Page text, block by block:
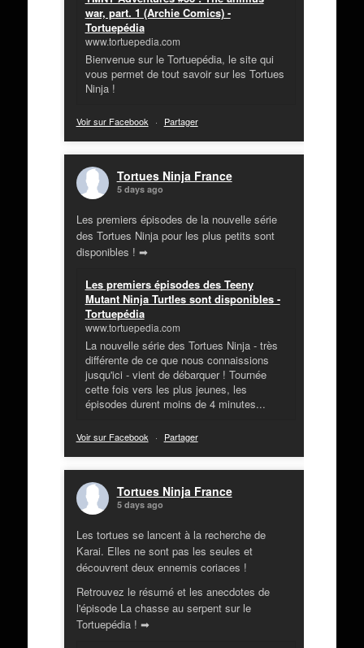
war, part. 1 (Archie Comics) -
Tortuepédia
www.tortuepedia.com
Bienvenue sur le Tortuepédia, le site qui
vous permet de tout savoir sur les Tortues
Ninja !
Voir sur Facebook · Partager
Tortues Ninja France
5 days ago
Les premiers épisodes de la nouvelle série
des Tortues Ninja pour les plus petits sont
disponibles ! ➡
Les premiers épisodes des Teeny
Mutant Ninja Turtles sont disponibles -
Tortuepédia
www.tortuepedia.com
La nouvelle série des Tortues Ninja - très
différente de ce que nous connaissions
jusqu'ici - vient de débarquer ! Tournée
cette fois vers les plus jeunes, les
épisodes durent moins de 4 minutes...
Voir sur Facebook · Partager
Tortues Ninja France
5 days ago
Les tortues se lancent à la recherche de
Karai. Elles ne sont pas les seules et
découvrent deux ennemis coriaces !
Retrouvez le résumé et les anecdotes de
l'épisode La chasse au serpent sur le
Tortuepédia ! ➡